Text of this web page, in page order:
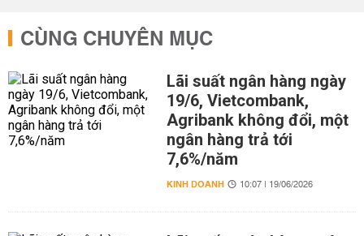
CÙNG CHUYÊN MỤC
Lãi suất ngân hàng ngày
19/6, Vietcombank,
Agribank không đổi, một
ngân hàng trả tới
7,6%/năm
KINH DOANH 10:07 | 19/06/2026